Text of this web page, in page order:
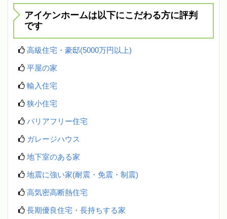
アイケンホームは以下にこだわる方に評判
です
高級住宅・豪邸(5000万円以上)
平屋の家
輸入住宅
狭小住宅
バリアフリー住宅
ガレージハウス
地下室のある家
地震に強い家(耐震・免震・制震)
高気密高断熱住宅
長期優良住宅・長持ちする家